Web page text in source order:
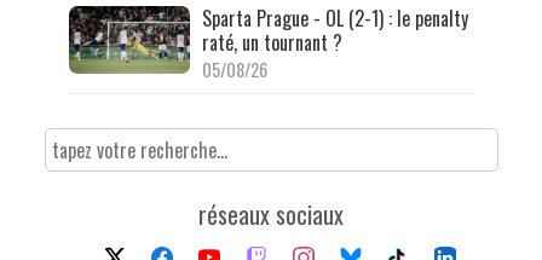
Sparta Prague - OL (2-1) : le penalty
raté, un tournant ?
05/08/26
réseaux sociaux